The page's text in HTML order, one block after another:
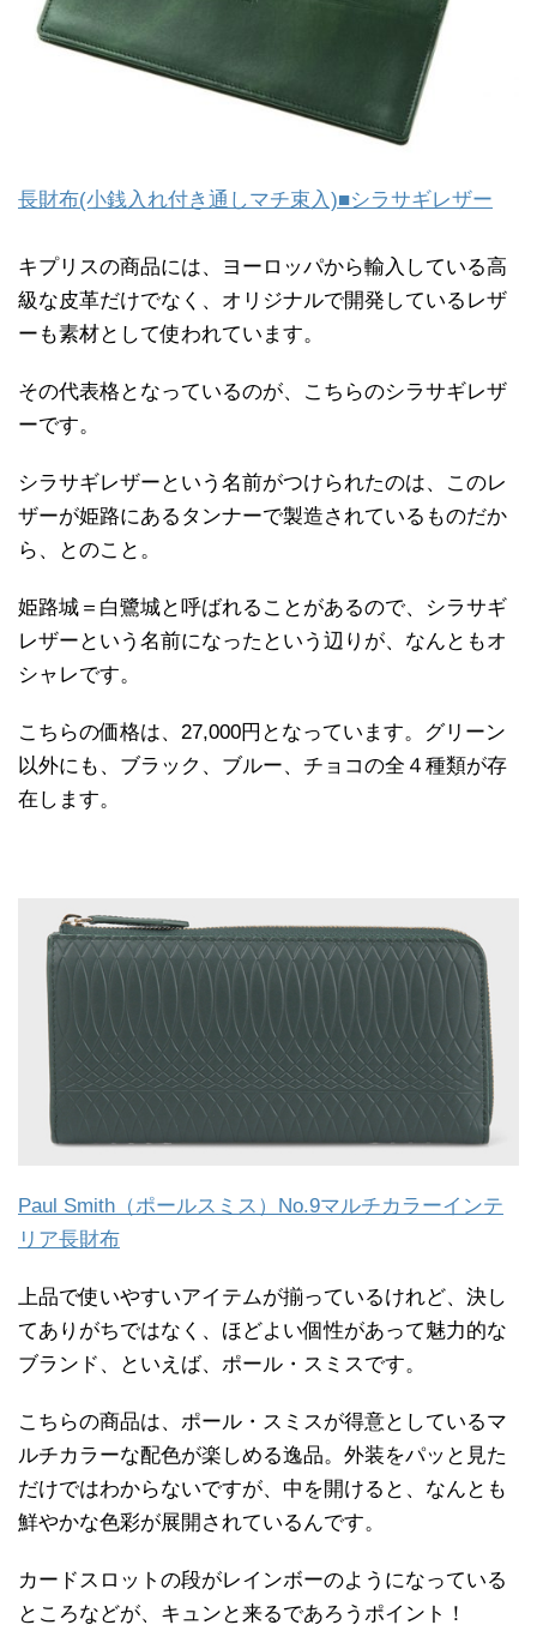
長財布(小銭入れ付き通しマチ束入)■シラサギレザー
キプリスの商品には、ヨーロッパから輸入している高
級な皮革だけでなく、オリジナルで開発しているレザ
ーも素材として使われています。
その代表格となっているのが、こちらのシラサギレザ
ーです。
シラサギレザーという名前がつけられたのは、このレ
ザーが姫路にあるタンナーで製造されているものだか
ら、とのこと。
姫路城＝白鷺城と呼ばれることがあるので、シラサギ
レザーという名前になったという辺りが、なんともオ
シャレです。
こちらの価格は、27,000円となっています。グリーン
以外にも、ブラック、ブルー、チョコの全４種類が存
在します。
Paul Smith（ポールスミス）No.9マルチカラーインテ
リア長財布
上品で使いやすいアイテムが揃っているけれど、決し
てありがちではなく、ほどよい個性があって魅力的な
ブランド、といえば、ポール・スミスです。
こちらの商品は、ポール・スミスが得意としているマ
ルチカラーな配色が楽しめる逸品。外装をパッと見た
だけではわからないですが、中を開けると、なんとも
鮮やかな色彩が展開されているんです。
カードスロットの段がレインボーのようになっている
ところなどが、キュンと来るであろうポイント！